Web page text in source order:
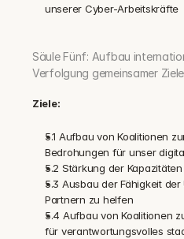
unserer Cyber-Arbeitskräfte
Säule Fünf: Aufbau
Verfolgung gemeinsamer Ziele
Ziele:
5.1 Aufbau von Koalitionen
Bedrohungen für unser
5.2 Stärkung der
5.3 Ausbau der Fähigkeit
Partnern zu helfen
5.4 Aufbau von Koalitionen
für verantwortungsvolles